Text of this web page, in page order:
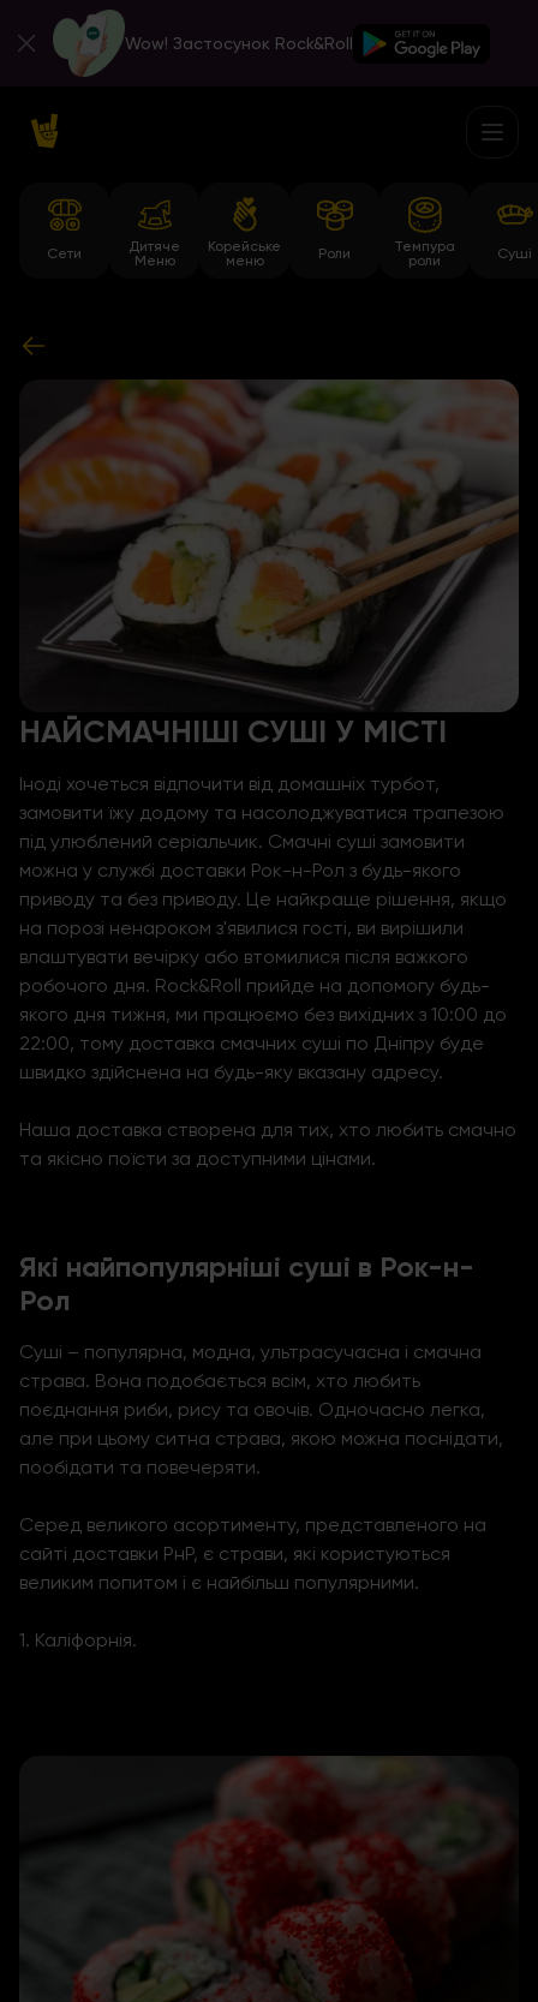
Wow! Застосунок Rock&Roll
Сети
Дитяче
Меню
Корейське
меню
Роли
Темпура
роли
Суші
НАЙСМАЧНІШІ СУШІ У МІСТІ
Іноді хочеться відпочити від домашніх турбот,
замовити їжу додому та насолоджуватися трапезою
під улюблений серіальчик. Смачні суші замовити
можна у службі доставки Рок-н-Рол з будь-якого
приводу та без приводу. Це найкраще рішення, якщо
на порозі ненароком з'явилися гості, ви вирішили
влаштувати вечірку або втомилися після важкого
робочого дня. Rock&Roll прийде на допомогу будь-
якого дня тижня, ми працюємо без вихідних з 10:00 до
22:00, тому доставка смачних суші по Дніпру буде
швидко здійснена на будь-яку вказану адресу.
Наша доставка створена для тих, хто любить смачно
та якісно поїсти за доступними цінами.
Які найпопулярніші суші в Рок-н-
Рол
Суші – популярна, модна, ультрасучасна і смачна
страва. Вона подобається всім, хто любить
поєднання риби, рису та овочів. Одночасно легка,
але при цьому ситна страва, якою можна поснідати,
пообідати та повечеряти.
Серед великого асортименту, представленого на
сайті доставки РнР, є страви, які користуються
великим попитом і є найбільш популярними.
1. Каліфорнія.